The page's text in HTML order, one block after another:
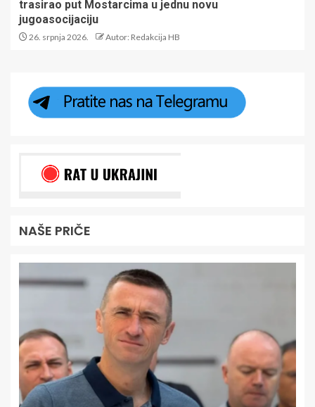
trasirao put Mostarcima u jednu novu
jugoasocijaciju
26. srpnja 2026. Autor: Redakcija HB
NAŠE PRIČE